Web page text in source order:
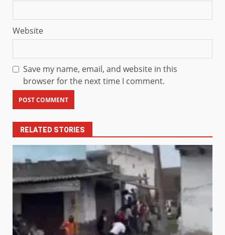
Website
Save my name, email, and website in this
browser for the next time I comment.
RELATED STORIES